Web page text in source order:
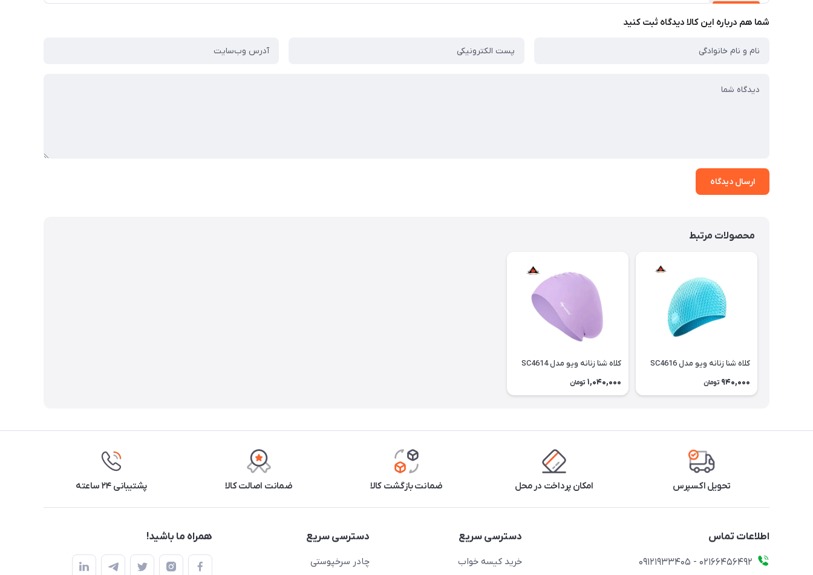
شما هم درباره این کالا دیدگاه ثبت کنید
ارسال دیدگاه
محصولات مرتبط
کلاه شنا زنانه ویو مدل SC4616
940,000 تومان
کلاه شنا زنانه ویو مدل SC4614
1,040,000 تومان
تحویل اکسپرس امکان پرداخت در محل ضمانت بازگشت کالا ضمانت اصالت کالا پشتیبانی ۲۴ ساعته
اطلاعات تماس
02166456492 - 09121933405
دسترسی سریع
خرید کیسه خواب
دسترسی سریع
چادر سرخپوستی
همراه ما باشید!